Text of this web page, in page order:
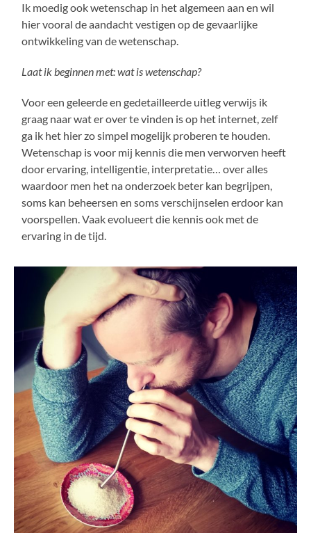
Ik moedig ook wetenschap in het algemeen aan en wil
hier vooral de aandacht vestigen op de gevaarlijke
ontwikkeling van de wetenschap.
Laat ik beginnen met: wat is wetenschap?
Voor een geleerde en gedetailleerde uitleg verwijs ik
graag naar wat er over te vinden is op het internet, zelf
ga ik het hier zo simpel mogelijk proberen te houden.
Wetenschap is voor mij kennis die men verworven heeft
door ervaring, intelligentie, interpretatie… over alles
waardoor men het na onderzoek beter kan begrijpen,
soms kan beheersen en soms verschijnselen erdoor kan
voorspellen. Vaak evolueert die kennis ook met de
ervaring in de tijd.